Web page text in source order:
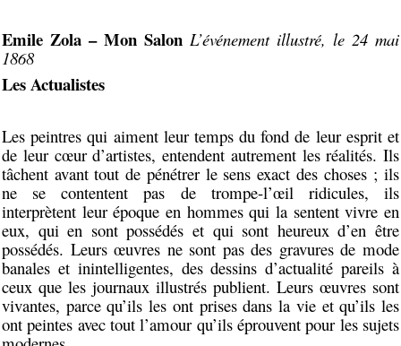
Emile Zola – Mon Salon L’événement illustré, le 24 mai
1868
Les Actualistes
Les peintres qui aiment leur temps du fond de leur esprit et
de leur cœur d’artistes, entendent autrement les réalités. Ils
tâchent avant tout de pénétrer le sens exact des choses ; ils
ne se contentent pas de trompe-l’œil ridicules, ils
interprètent leur époque en hommes qui la sentent vivre en
eux, qui en sont possédés et qui sont heureux d’en être
possédés. Leurs œuvres ne sont pas des gravures de mode
banales et inintelligentes, des dessins d’actualité pareils à
ceux que les journaux illustrés publient. Leurs œuvres sont
vivantes, parce qu’ils les ont prises dans la vie et qu’ils les
ont peintes avec tout l’amour qu’ils éprouvent pour les sujets